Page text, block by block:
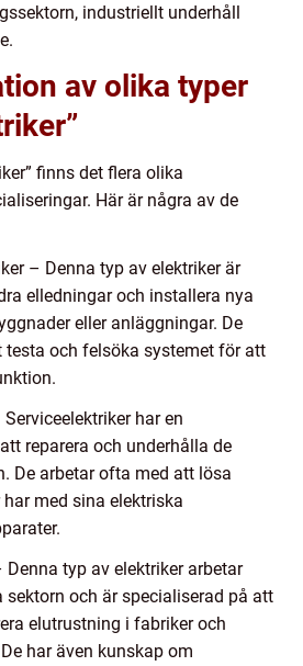
industriellt underhåll
av olika typer
finns det flera olika
Här är några av de
– Denna typ av elektriker är
elledningar och installera nya
eller anläggningar. De
testa och felsöka systemet för att
har en
reparera och underhålla de
De arbetar ofta med att lösa
med sina elektriska
typ av elektriker arbetar
och är specialiserad på att
elutrustning i fabriker och
har även kunskap om